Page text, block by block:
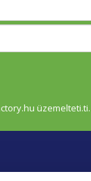
e
l
e
üzemelteti.ti.